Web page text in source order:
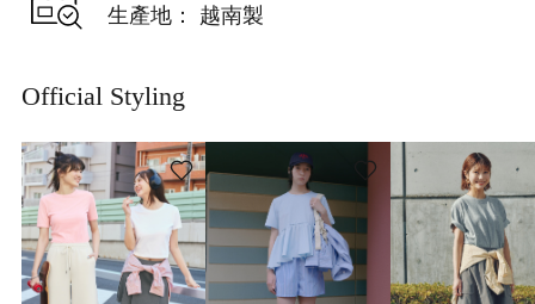
生產地： 越南製
Official Styling